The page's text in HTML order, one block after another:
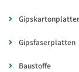
Gipsfaserplatten
Baustoffe